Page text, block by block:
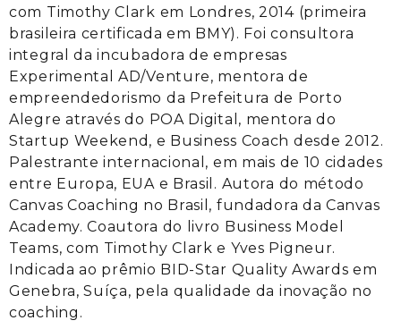
com Timothy Clark em Londres, 2014 (primeira
brasileira certificada em BMY). Foi consultora
integral da incubadora de empresas
Experimental AD/Venture, mentora de
empreendedorismo da Prefeitura de Porto
Alegre através do POA Digital, mentora do
Startup Weekend, e Business Coach desde 2012.
Palestrante internacional, em mais de 10 cidades
entre Europa, EUA e Brasil. Autora do método
Canvas Coaching no Brasil, fundadora da Canvas
Academy. Coautora do livro Business Model
Teams, com Timothy Clark e Yves Pigneur.
Indicada ao prêmio BID-Star Quality Awards em
Genebra, Suíça, pela qualidade da inovação no
coaching.